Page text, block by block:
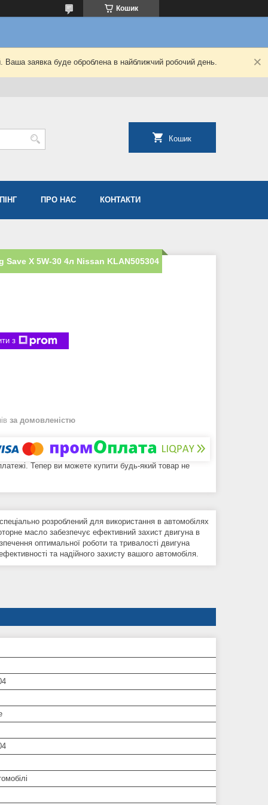
Кошик
Ваша заявка буде оброблена в найближчий робочий день.
Кошик
ПРО НАС КОНТАКТИ
X 5W-30 4л Nissan KLAN505304
з
за домовленістю
Тепер ви можете купити будь-який товар не
розроблений для використання в автомобілях
масло забезпечує ефективний захист двигуна в
оптимальної роботи та тривалості двигуна
та надійного захисту вашого автомобіля.